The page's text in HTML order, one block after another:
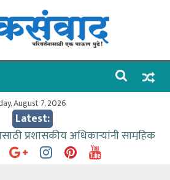
August 7, 2026
Latest:
प्रशासकीय अधिकाऱ्यांनी सामुहिक